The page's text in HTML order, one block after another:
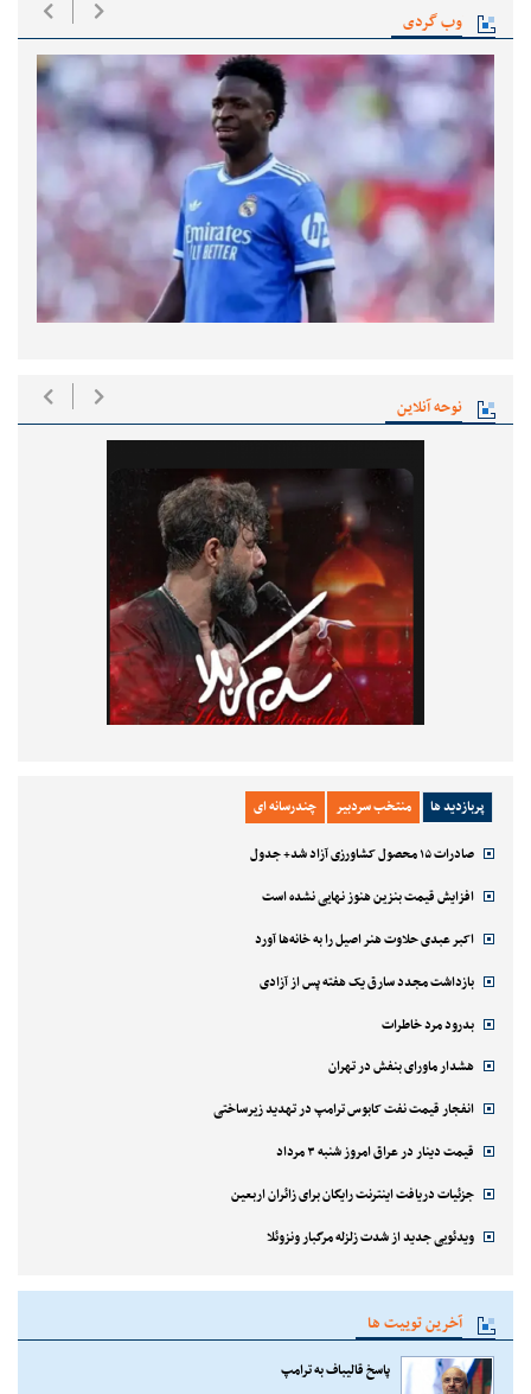
وب گردی
نوحه آنلاین
پربازدید ها منتخب سردبیر چندرسانه ای
صادرات ۱۵ محصول کشاورزی آزاد شد+ جدول
افزایش قیمت بنزین هنوز نهایی نشده است
اکبر عبدی حلاوت هنر اصیل را به خانه‌ها آورد
بازداشت مجدد سارق یک هفته پس از آزادی
بدرود مرد خاطرات
هشدار ماورای بنفش در تهران
انفجار قیمت نفت کابوس ترامپ در تهدید زیرساختی
قیمت دینار در عراق امروز شنبه ۳ مرداد
جزئیات دریافت اینترنت رایگان برای زائران اربعین
ویدئویی جدید از شدت زلزله مرگبار ونزوئلا
آخرین توییت ها
پاسخ قالیباف به ترامپ